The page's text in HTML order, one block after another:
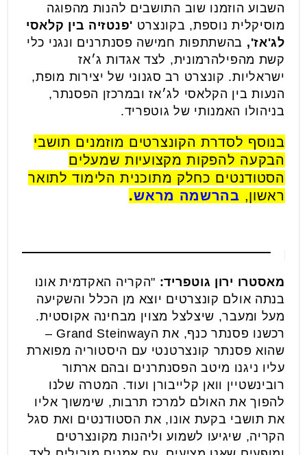
השבוע הוזמנו שוב התושבים להנות מהפוגה
מוסיקלית נוספת, בקונצרט 'פנטזיה בין קלאסי
לג'אז', בהשתתפות חמישה פסנתרנים ונגני כלי
קשת מהפילהרמונית, לצד אגדות ג׳אז
ישראליות. קונצרט רב סגנוני של יצירות מופת,
הנעות בין הקלאסי לג׳אז ובמרכזן הפסנתר,
בניהולו האמנותי של גוטפריד.
בנוסף לסדרת הקונצרטים מוזמנים תושבי
הבקעה להפקות מקצועיות שמעלים
הסטודנטים כחלק מתוכנית הלימוד לתואר
ראשון, בהרשמה מראש.
מאסטרו ירון גוטפריד: "הקריה האקדמית אונו
בנתה אולם קונצרטים יוצא מן הכלל והשקיעה
מעל ומעבר, שיצלצל מצוין מבחינה אקוסטית.
רכשנו פסנתר כנף, את הGrand Steinway –
שהוא פסנתר קונצרטנטי עם היסטוריה מפוארת
עליו ניגנו מיטב הפסנתרנים ובהם ארתור
רובינשטיין וואן קלייבורן ועוד. המטרה שלנו
להפוך את האולם למרכז תרבות, שימשוך אליו
את תושבי בקעת אונו, את הסטודנטים ואת סגל
הקריה, שיגיעו לשמוע וליהנות מקונצרטים